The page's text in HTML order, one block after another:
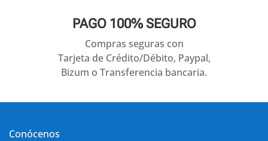
PAGO 100% SEGURO
Compras seguras con
Tarjeta de Crédito/Débito, Paypal,
Bizum o Transferencia bancaria.
Conócenos